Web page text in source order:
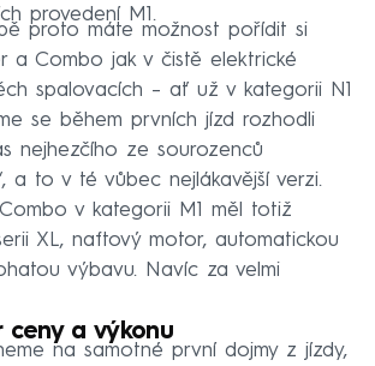
provedení M1.
proto máte možnost pořídit si
a Combo jak v čistě elektrické
spalovacích – ať už v kategorii N1
se během prvních jízd rozhodli
nejhezčího ze sourozenců
a to v té vůbec nejlákavější verzi.
v kategorii M1 měl totiž
XL, naftový motor, automatickou
výbavu. Navíc za velmi
ceny a výkonu
na samotné první dojmy z jízdy,